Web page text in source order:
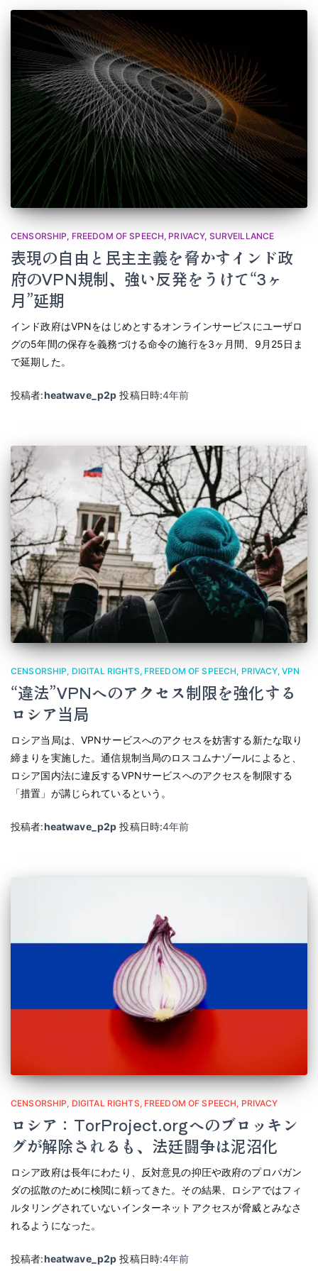
CENSORSHIP FREEDOM OF SPEECH PRIVACY SURVEILLANCE
表現の自由と民主主義を脅かすインド政
府のVPN規制、強い反発をうけて“3ヶ
月”延期
インド政府はVPNをはじめとするオンラインサービスにユーザロ
グの5年間の保存を義務づける命令の施行を3ヶ月間、9月25日ま
で延期した。
投稿者:heatwave_p2p 投稿日時:4年前
CENSORSHIP DIGITAL RIGHTS FREEDOM OF SPEECH PRIVACY VPN
“違法”VPNへのアクセス制限を強化する
ロシア当局
ロシア当局は、VPNサービスへのアクセスを妨害する新たな取り
締まりを実施した。通信規制当局のロスコムナゾールによると、
ロシア国内法に違反するVPNサービスへのアクセスを制限する
「措置」が講じられているという。
投稿者:heatwave_p2p 投稿日時:4年前
CENSORSHIP DIGITAL RIGHTS FREEDOM OF SPEECH PRIVACY
ロシア：TorProject.orgへのブロッキン
グが解除されるも、法廷闘争は泥沼化
ロシア政府は長年にわたり、反対意見の抑圧や政府のプロパガン
ダの拡散のために検閲に頼ってきた。その結果、ロシアではフィ
ルタリングされていないインターネットアクセスが脅威とみなさ
れるようになった。
投稿者:heatwave_p2p 投稿日時:4年前